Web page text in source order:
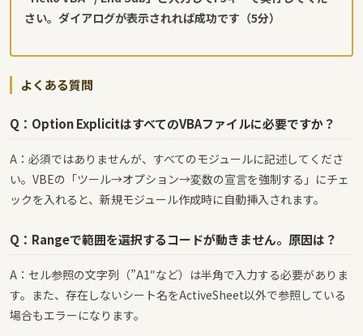
さい。ダイアログが表示されれば成功です（5分）
よくある質問
Q：Option ExplicitはすべてのVBAファイルに必要ですか？
A：必須ではありませんが、すべてのモジュールに記述してくださ
い。VBEの「ツール→オプション→変数の宣言を強制する」にチェ
ックを入れると、新規モジュール作成時に自動挿入されます。
Q：Rangeで範囲を選択するコードが動きません。原因は？
A：セル参照の文字列（”A1″など）は半角で入力する必要がありま
す。また、存在しないシート名をActiveSheet以外で参照している
場合もエラーになります。